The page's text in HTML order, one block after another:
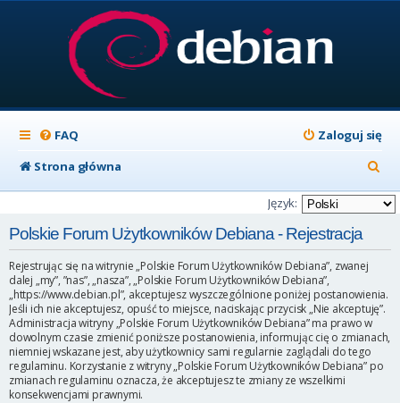
FAQ
Zaloguj się
Strona główna
z
u
j
Język:
Polskie Forum Użytkowników Debiana - Rejestracja
Rejestrując się na witrynie „Polskie Forum Użytkowników Debiana”, zwanej
dalej „my”, ”nas”, „nasza”, „Polskie Forum Użytkowników Debiana”,
„https://www.debian.pl”, akceptujesz wyszczególnione poniżej postanowienia.
Jeśli ich nie akceptujesz, opuść to miejsce, naciskając przycisk „Nie akceptuję”.
Administracja witryny „Polskie Forum Użytkowników Debiana” ma prawo w
dowolnym czasie zmienić poniższe postanowienia, informując cię o zmianach,
niemniej wskazane jest, aby użytkownicy sami regularnie zaglądali do tego
regulaminu. Korzystanie z witryny „Polskie Forum Użytkowników Debiana” po
zmianach regulaminu oznacza, że akceptujesz te zmiany ze wszelkimi
konsekwencjami prawnymi.